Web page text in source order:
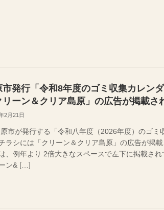
市発行「令和8年度のゴミ収集カレン
リーン＆クリア島原」の広告が掲載さ
2月21日
市が発行する「令和八年度（2026年度）のゴミ
ラシには「クリーン＆クリア島原」の広告が掲載
、例年より 2倍大きなスペースで左下に掲載
ン& […]